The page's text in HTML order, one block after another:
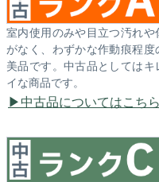
室内使用のみや目立つ汚れや
がなく、わずかな作動痕程度
美品です。中古品としてはキ
イな商品です。
中古品についてはこちら